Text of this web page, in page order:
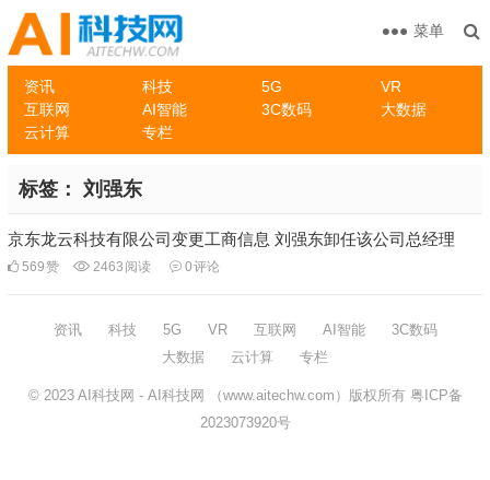
资讯 科技 5G
VR
互联网
AI智能 3C数码
大数据
云计算
专栏
菜单
标签： 刘强东
京东龙云科技有限公司变更工商信息 刘强东卸任该公司总经理
569赞 2463 阅读 0评论
资讯 科技 5G VR 互联网 AI智能
3C数码
大数据
云计算 专栏
© 2023 AI科技网 - AI科技网 （www.aitechw.com）版权所有粤ICP备
2023073920号